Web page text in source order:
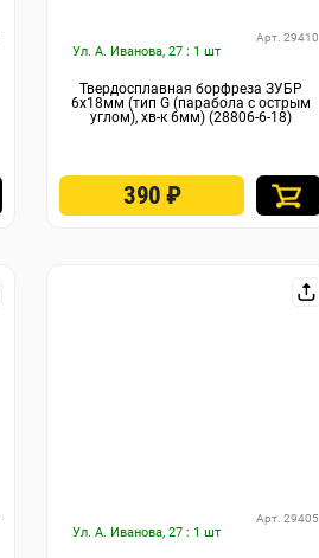
Ул. А. Иванова, 27 : 1 шт
Арт. 29410
Твердосплавная борфреза ЗУБР
6х18мм (тип G (парабола с острым
углом), хв-к 6мм) (28806-6-18)
390₽
Ул. А. Иванова, 27 : 1 шт
Арт. 29405